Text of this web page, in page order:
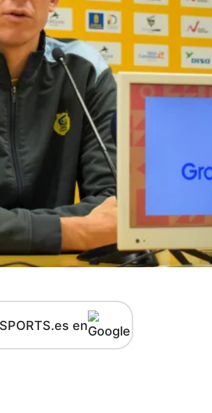
en